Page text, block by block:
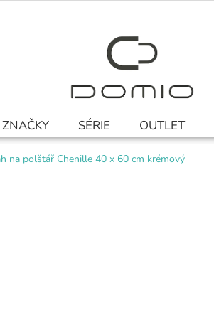
ZNAČKY SÉRIE OUTLET
na polštář Chenille 40 x 60 cm krémový